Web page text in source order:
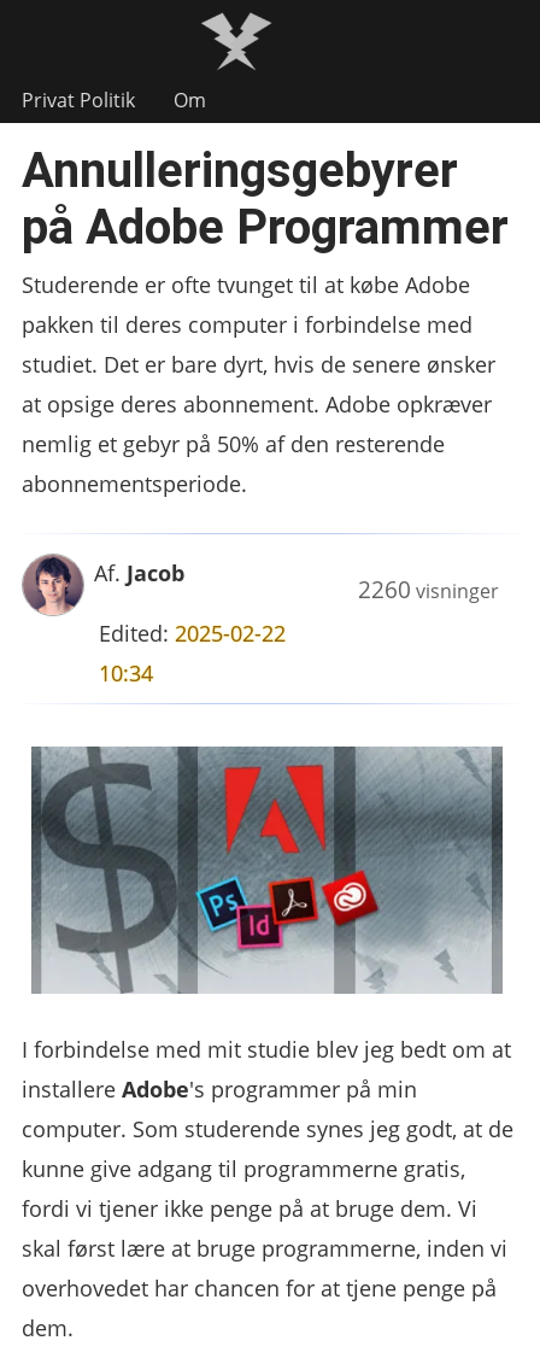
Privat Politik Om
Annulleringsgebyrer
på Adobe Programmer
Studerende er ofte tvunget til at købe Adobe
pakken til deres computer i forbindelse med
studiet. Det er bare dyrt, hvis de senere ønsker
at opsige deres abonnement. Adobe opkræver
nemlig et gebyr på 50% af den resterende
abonnementsperiode.
2260 visninger
Af. Jacob
Edited:2025-02-22
10:34
I forbindelse med mit studie blev jeg bedt om at
installereAdobe's programmer på min
computer. Som studerende synes jeg godt, at de
kunne give adgang til programmerne gratis,
fordi vi tjener ikke penge på at bruge dem. Vi
skal først lære at bruge programmerne, inden vi
overhovedet har chancen for at tjene penge på
dem.